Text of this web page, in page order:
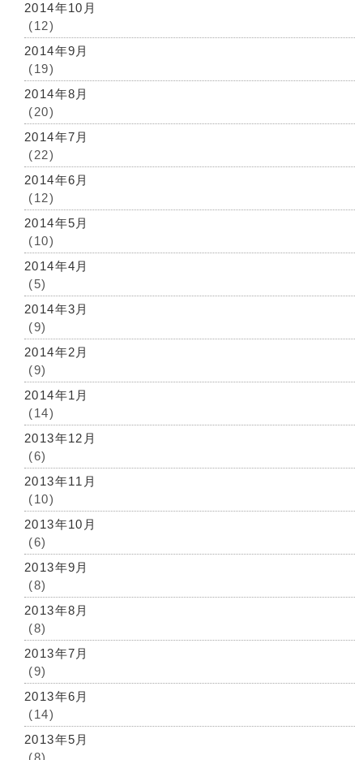
2014年10月
(12)
2014年9月
(19)
2014年8月
(20)
2014年7月
(22)
2014年6月
(12)
2014年5月
(10)
2014年4月
(5)
2014年3月
(9)
2014年2月
(9)
2014年1月
(14)
2013年12月
(6)
2013年11月
(10)
2013年10月
(6)
2013年9月
(8)
2013年8月
(8)
2013年7月
(9)
2013年6月
(14)
2013年5月
(8)